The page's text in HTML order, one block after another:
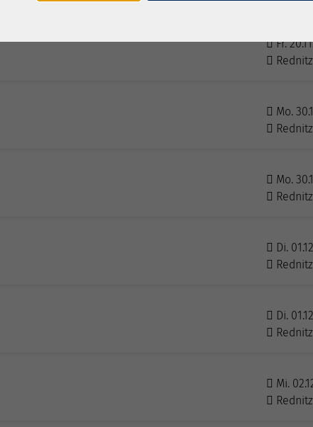
Fr.
Mo.
Mo.
Di.
Di.
Mi.